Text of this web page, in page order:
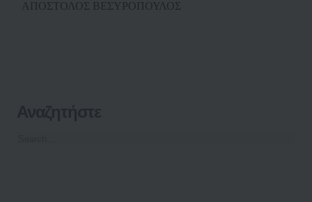
ΑΠΟΣΤΟΛΟΣ ΒΕΣΥΡΟΠΟΥΛΟΣ